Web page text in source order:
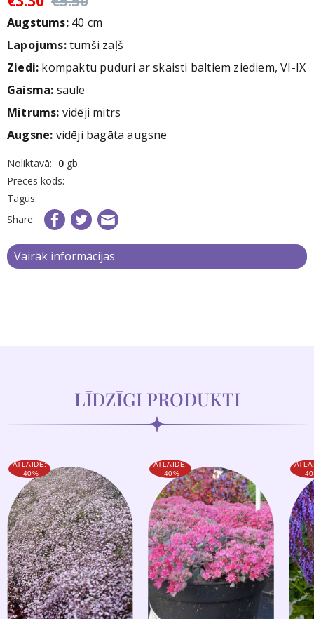
Augstums:40 cm
Lapojums:tumši zaļš
Ziedi: kompaktu puduri ar skaisti baltiem ziediem, VI-IX
Gaisma: saule
Mitrums: vidēji mitrs
Augsne: vidēji bagāta augsne
Noliktavā: 0 gb.
Preces kods:
Tagus:
Share:
Vairāk informācijas
LĪDZĪGI PRODUKTI
ATLAIDE:
-40%
ATLAIDE:
-40%
-